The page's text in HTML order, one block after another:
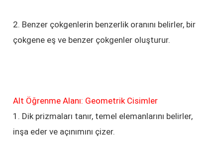
2. Benzer çokgenlerin benzerlik oranını belirler, bir
çokgene eş ve benzer çokgenler oluşturur.
Alt Öğrenme Alanı: Geometrik Cisimler
1. Dik prizmaları tanır, temel elemanlarını belirler,
inşa eder ve açınımını çizer.